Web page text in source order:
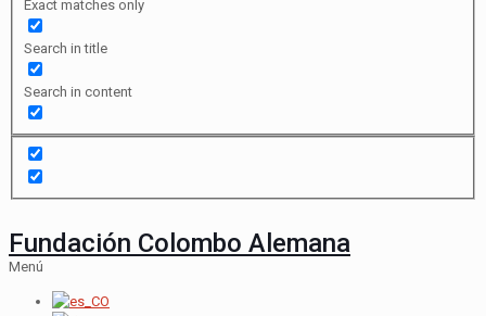
Exact matches only
Search in title
Search in content
Fundación Colombo Alemana
Menú